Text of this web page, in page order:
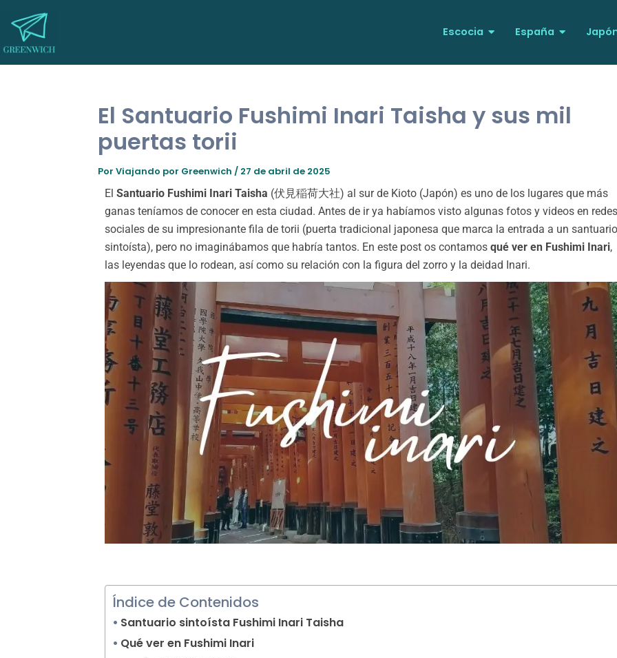
contenido
Escocia España
El Santuario Fushimi Inari Taisha y sus mil
puertas torii
Por Viajando por Greenwich / 27 de abril de 2025
El Santuario Fushimi Inari Taisha (伏見稲荷大社) al sur de Kioto (Japón) es uno de los lugares que más
ganas teníamos de conocer en esta ciudad. Antes de ir ya habíamos visto algunas fotos y videos en redes
sociales de su impresionante fila de torii (puerta tradicional japonesa que marca la entrada a un santuario
sintoísta), pero no imaginábamos que habría tantos. En este post os contamos qué ver en Fushimi Inari,
las leyendas que lo rodean, así como su relación con la figura del zorro y la deidad Inari.
Índice de Contenidos
Santuario sintoísta Fushimi Inari Taisha
Qué ver en Fushimi Inari